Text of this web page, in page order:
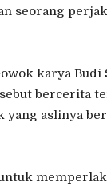
seorang
karya Budi
bercerita
yang aslinya